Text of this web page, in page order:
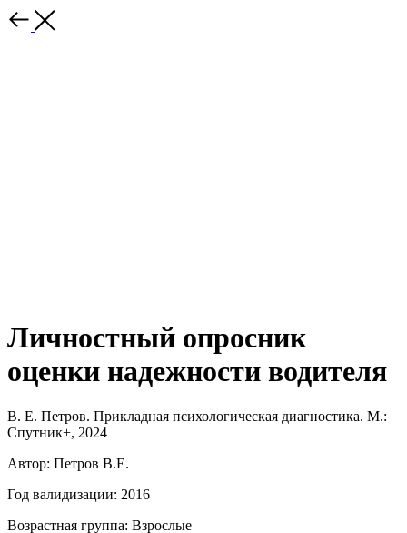
Личностный опросник
оценки надежности водителя
В. Е. Петров. Прикладная психологическая диагностика. М.:
Спутник+, 2024
Автор: Петров В.Е.
Год валидизации: 2016
Возрастная группа: Взрослые